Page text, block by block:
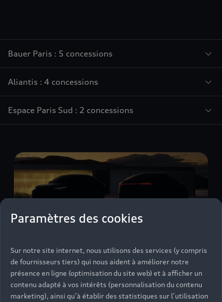
Bauer Paris : 5 concessions
Aliantis : 4 concessions
Espace Paris Sud : 2 concessions
Modèles disponibles
Sélectionnez un modèle
Paramètres des cookies
Sur notre site internet, nous utilisons des services (y compris
de fournisseurs tiers) qui nous aident à améliorer notre
présence en ligne (optimisation du site web) et à afficher un
contenu adapté à vos intérêts (personnalisation du contenu
marketing), ainsi qu’à établir des statistiques sur l’utilisation